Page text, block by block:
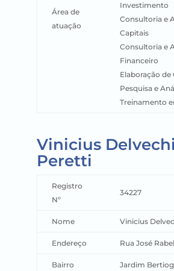
Área de
atuação
Investimento
Consultoria e
Capitais
Consultoria e
Financeiro
Elaboração
Pesquisa e
Treinamento
Vinicius
Peretti
Registro
Nº
34227
Nome Vinicius
Endereço Rua José
Bairro Jardim